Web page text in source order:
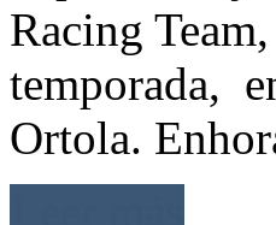
Racing
temporada,
Ortola.